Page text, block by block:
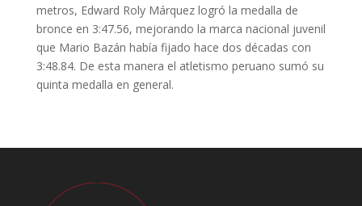
metros, Edward Roly Márquez logró la medalla de
bronce en 3:47.56, mejorando la marca nacional juvenil
que Mario Bazán había fijado hace dos décadas con
3:48.84. De esta manera el atletismo peruano sumó su
quinta medalla en general.